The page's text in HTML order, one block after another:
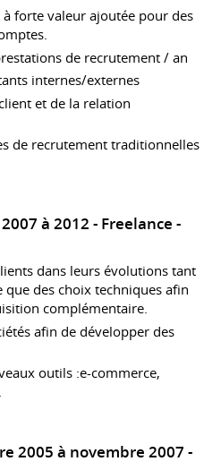
forte valeur ajoutée pour des
de recrutement / an
internes/externes
et de la relation
de recrutement traditionnelles
à 2012 Freelance
dans leurs évolutions tant
que des choix techniques afin
complémentaire.
afin de développer des
outils :e-commerce,
2005 à novembre 2007